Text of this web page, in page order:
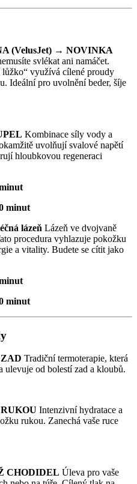
(VelusJet) → NOVINKA
svlékat ani namáčet.
využívá cílené proudy
Ideální pro uvolnění beder, šíje
Kombinace síly vody a
uvolňují svalové napětí
hloubkovou regeneraci
minut
lázeň Lázeň ve dvojvaně
procedura vyhlazuje pokožku
a vitality. Budete se cítit jako
minut
Tradiční termoterapie, která
od bolestí zad a kloubů.
Intenzivní hydratace a
rukou. Zanechá vaše ruce
CHODIDEL Úleva pro vaše